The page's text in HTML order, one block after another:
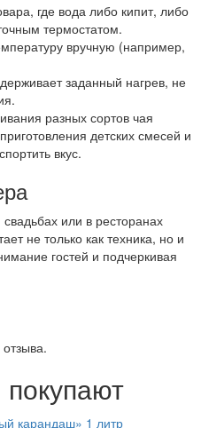
где вода либо кипит, либо
термостатом.
вручную (например,
заданный нагрев, не
разных сортов чая
детских смесей и
вкус.
или в ресторанах
не только как техника, но и
гостей и подчеркивая